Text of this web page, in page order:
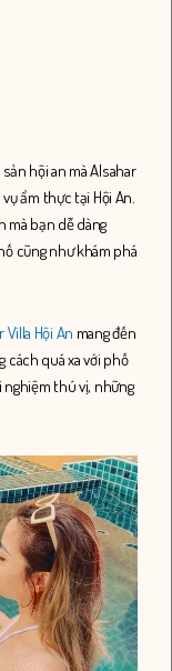
hội an màAlsahar
ẩm thực tại Hội An.
mà bạn dễ dàng
cũng như khám phá
Villa Hội An mang đến
quá xa với phố
nghiệm thú vị, những